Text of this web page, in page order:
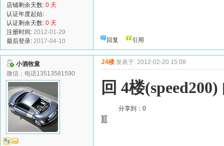
店铺剩余天数: 0 天
认证年度起始:
认证剩余天数: 0 天
注册时间: 2012-01-29
最后登录: 2017-04-10 回复 引用
小酒牧童
微信；电话13513581590
24楼 发表于: 2012-02-20 15:08
回 4楼
分享到： 0
][[